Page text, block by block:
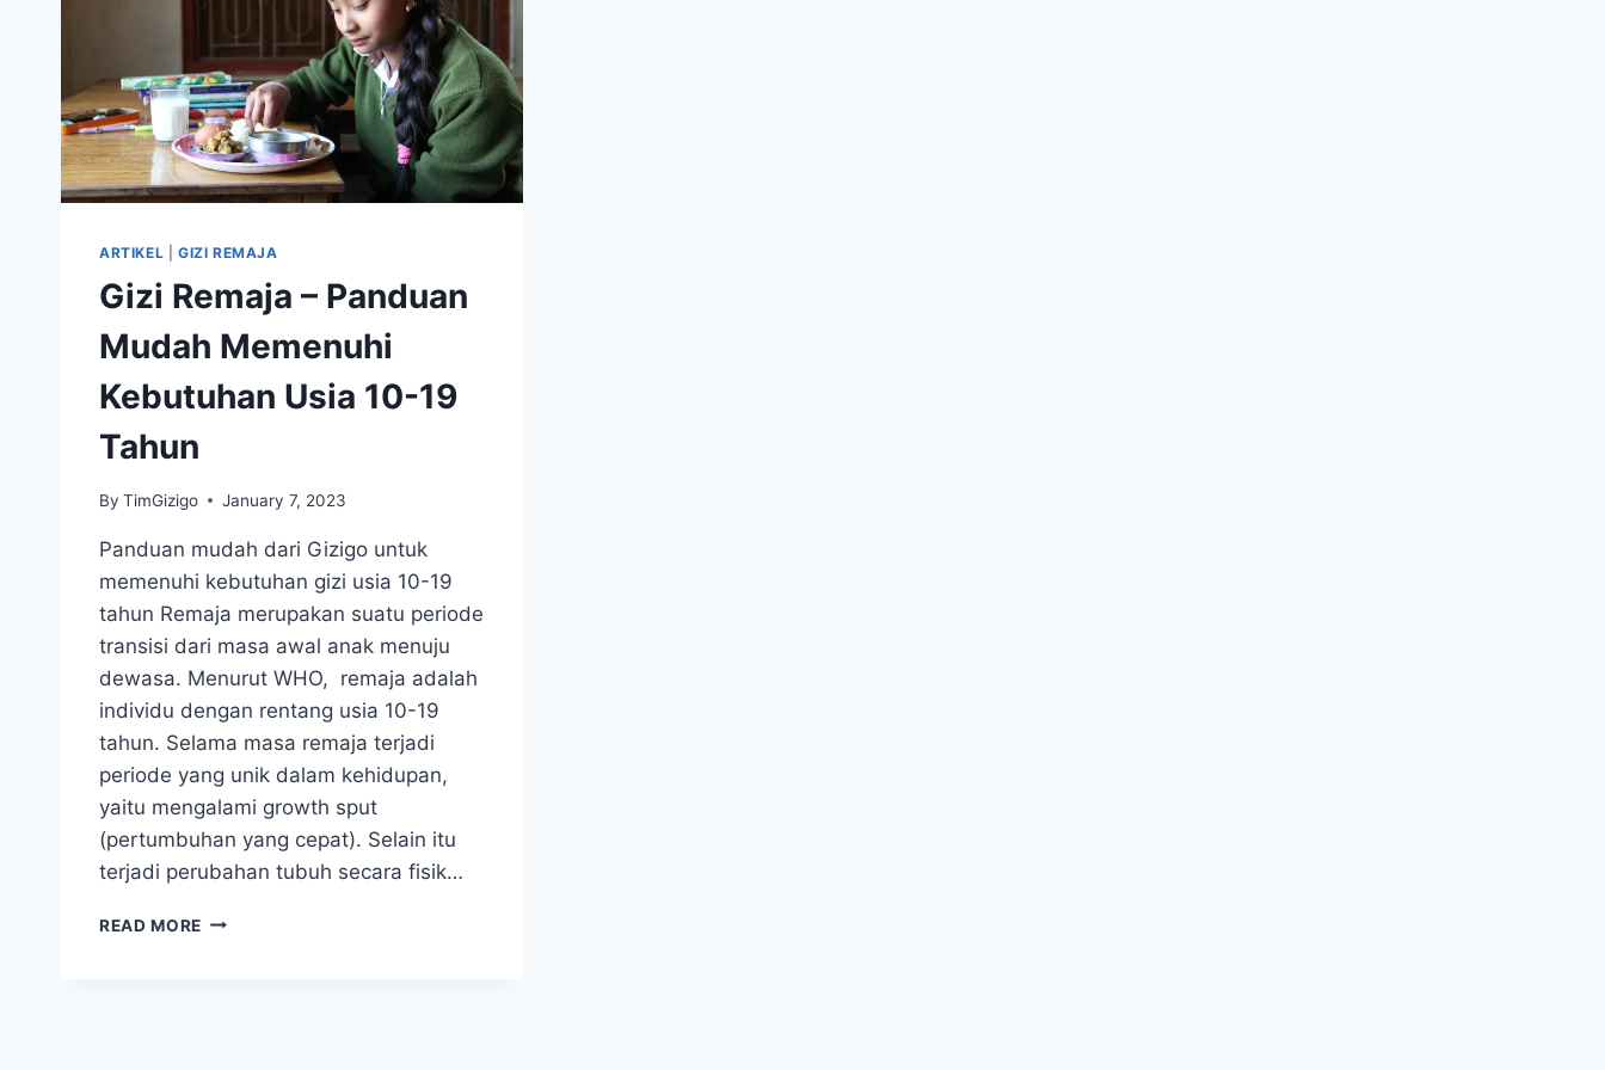
ARTIKEL GIZI REMAJA
Gizi Remaja – Panduan
Mudah Memenuhi
Kebutuhan Usia 10-19
Tahun
By TimGizigo January 7, 2023
Panduan mudah dari Gizigo untuk
memenuhi kebutuhan gizi usia 10-19
tahun Remaja merupakan suatu periode
transisi dari masa awal anak menuju
dewasa. Menurut WHO, remaja adalah
individu dengan rentang usia 10-19
tahun. Selama masa remaja terjadi
periode yang unik dalam kehidupan,
yaitu mengalami growth sput
(pertumbuhan yang cepat). Selain itu
terjadi perubahan tubuh secara fisik…
READ MORE GIZI